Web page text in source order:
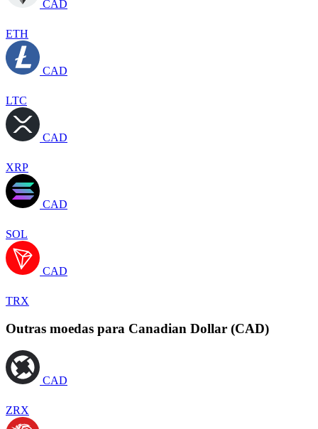
CAD
ETH
CAD
LTC
CAD
XRP
CAD
SOL
CAD
TRX
Outras moedas para Canadian Dollar (CAD)
CAD
ZRX